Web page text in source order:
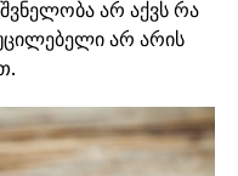
არ აქვს რა
არ არის